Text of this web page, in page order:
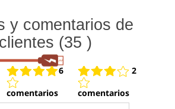
y comentarios de
(35 )
6
comentarios
2
comentarios